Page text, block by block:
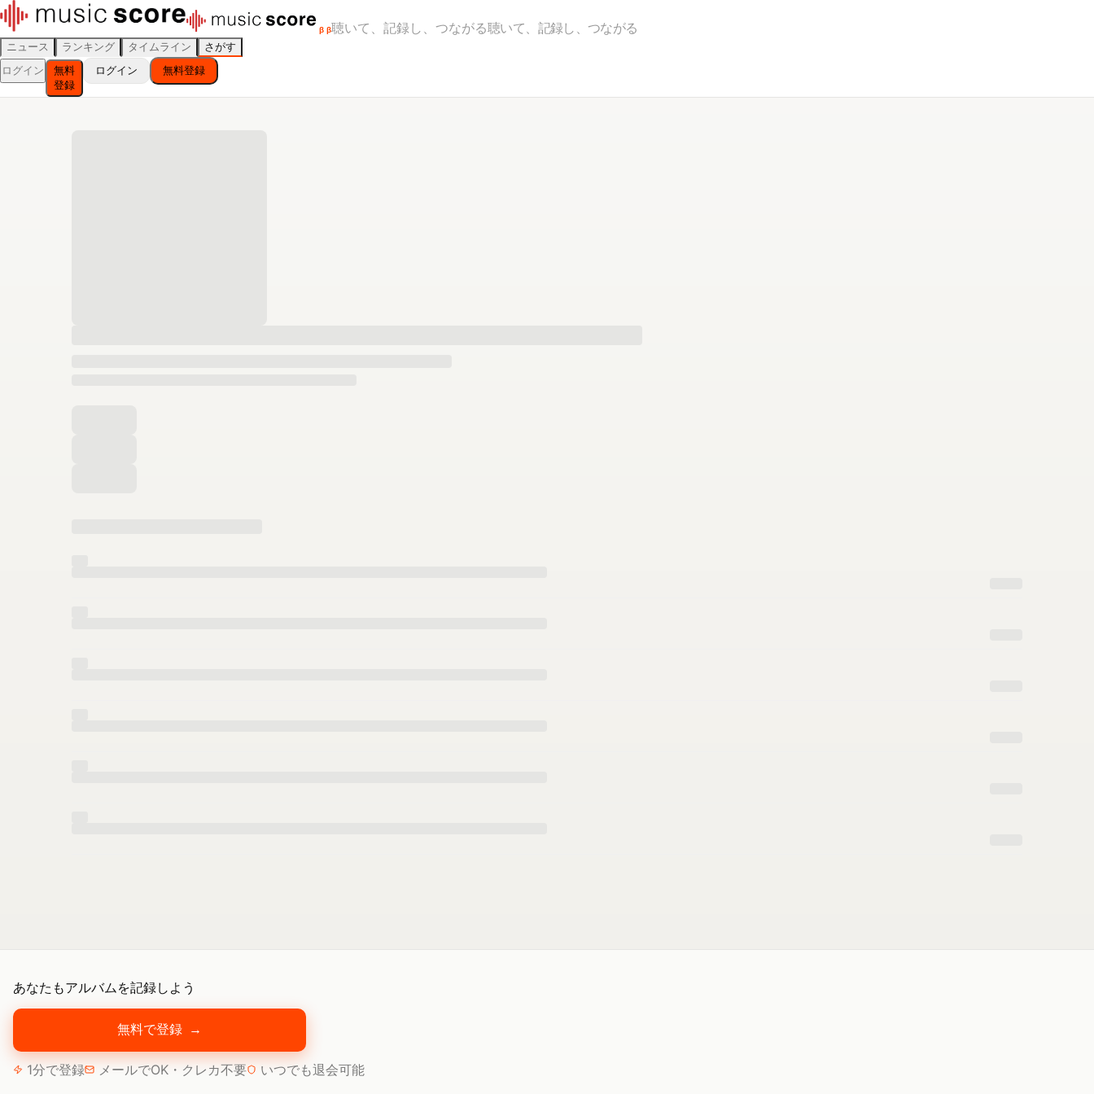
β β聴いて、記録し、つながる聴いて、記録し、つながる
ニュース ランキング タイムライン
さがす
ログイン
無料
登録
ログイン 無料登録
あなたもアルバムを記録しよう
無料で登録 →
1分で登録 メールでOK・クレカ不要 いつでも退会可能